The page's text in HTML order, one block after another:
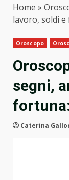
Home »
lavoro, soldi
Oroscopo
segni,
Caterina